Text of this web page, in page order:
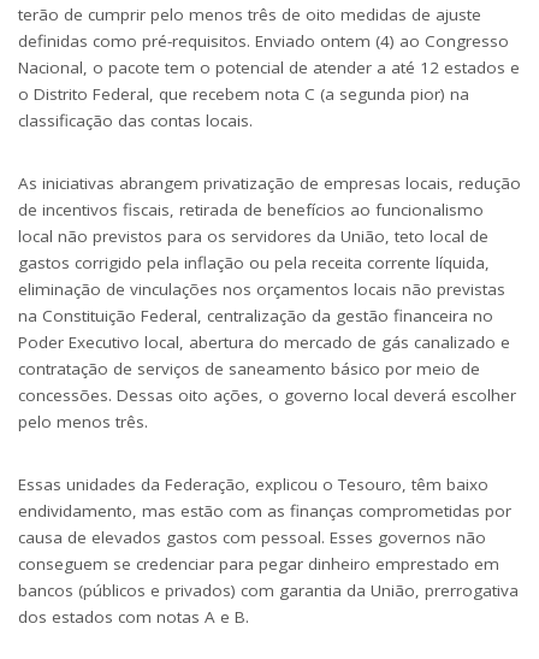
terão de cumprir pelo menos três de oito medidas de ajuste
definidas como pré-requisitos. Enviado ontem (4) ao Congresso
Nacional, o pacote tem o potencial de atender a até 12 estados e
o Distrito Federal, que recebem nota C (a segunda pior) na
classificação das contas locais.
As iniciativas abrangem privatização de empresas locais, redução
de incentivos fiscais, retirada de benefícios ao funcionalismo
local não previstos para os servidores da União, teto local de
gastos corrigido pela inflação ou pela receita corrente líquida,
eliminação de vinculações nos orçamentos locais não previstas
na Constituição Federal, centralização da gestão financeira no
Poder Executivo local, abertura do mercado de gás canalizado e
contratação de serviços de saneamento básico por meio de
concessões. Dessas oito ações, o governo local deverá escolher
pelo menos três.
Essas unidades da Federação, explicou o Tesouro, têm baixo
endividamento, mas estão com as finanças comprometidas por
causa de elevados gastos com pessoal. Esses governos não
conseguem se credenciar para pegar dinheiro emprestado em
bancos (públicos e privados) com garantia da União, prerrogativa
dos estados com notas A e B.